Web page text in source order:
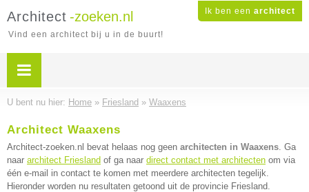
Ik ben een architect
Architect -zoeken.nl
Vind een architect bij u in de buurt!
U bent nu hier: Home » Friesland » Waaxens
Architect Waaxens
Architect-zoeken.nl bevat helaas nog geen architecten in Waaxens. Ga
naar architect Friesland of ga naar direct contact met architecten om via
één e-mail in contact te komen met meerdere architecten tegelijk.
Hieronder worden nu resultaten getoond uit de provincie Friesland.